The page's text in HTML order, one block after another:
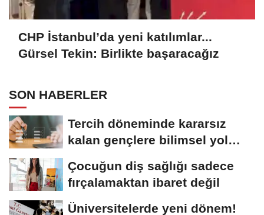
CHP İstanbul’da yeni katılımlar...
Gürsel Tekin: Birlikte başaracağız
SON HABERLER
Tercih döneminde kararsız
kalan gençlere bilimsel yol
Çocuğun diş sağlığı sadece
fırçalamaktan ibaret değil
Üniversitelerde yeni dönem!